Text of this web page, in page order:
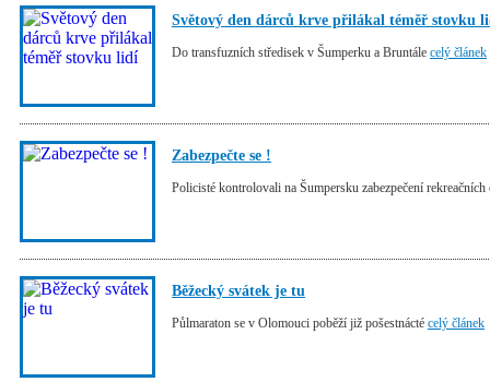
Světový den dárců krve přilákal téměř stovku
Do transfuzních středisek v Šumperku a Bruntále celý článek
Zabezpečte se !
Policisté kontrolovali na Šumpersku zabezpečení
Běžecký svátek je tu
Půlmaraton se v Olomouci poběží již pošestnácté celý článek